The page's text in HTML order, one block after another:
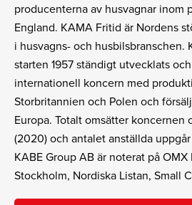
producenterna av husvagnar inom
England. KAMA Fritid är Nordens
i husvagns- och husbilsbranschen.
starten 1957 ständigt utvecklats
internationell koncern med
Storbritannien och Polen och
Europa. Totalt omsätter koncernen
(2020) och antalet anställda
KABE Group AB är noterat på OMX
Stockholm, Nordiska Listan, Small